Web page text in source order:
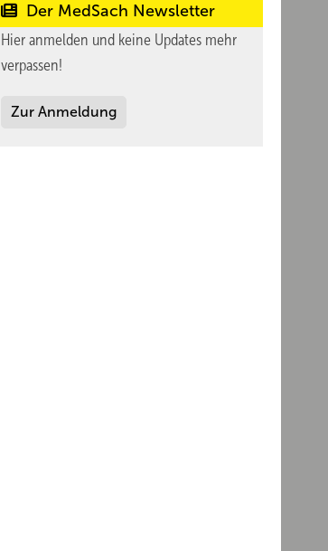
Der MedSach Newsletter
Hier anmelden und keine Updates mehr
verpassen!
Zur Anmeldung